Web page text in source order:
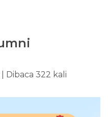
Dibaca 322 kali